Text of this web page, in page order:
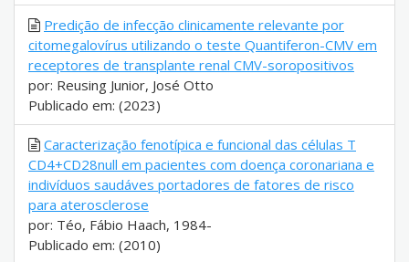
Predição de infecção clinicamente relevante por
citomegalovírus utilizando o teste Quantiferon-CMV em
receptores de transplante renal CMV-soropositivos
por: Reusing Junior, José Otto
Publicado em: (2023)
Caracterização fenotípica e funcional das células T
CD4+CD28null em pacientes com doença coronariana e
indivíduos saudáves portadores de fatores de risco
para aterosclerose
por: Téo, Fábio Haach, 1984-
Publicado em: (2010)